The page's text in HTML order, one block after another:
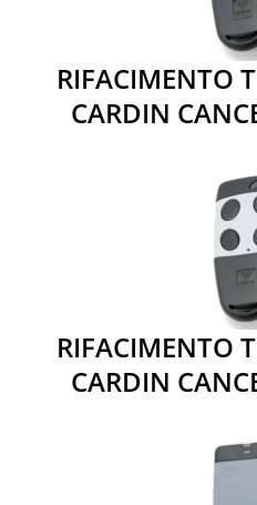
RIFACIMENTO
CARDIN
RIFACIMENTO
CARDIN